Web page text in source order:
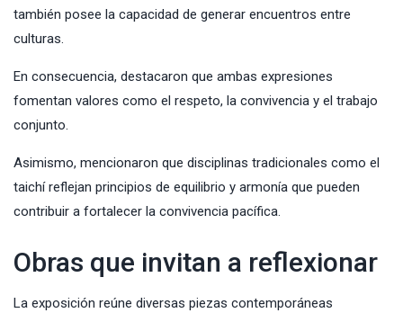
también posee la capacidad de generar encuentros entre
culturas.
En consecuencia, destacaron que ambas expresiones
fomentan valores como el respeto, la convivencia y el trabajo
conjunto.
Asimismo, mencionaron que disciplinas tradicionales como el
taichí reflejan principios de equilibrio y armonía que pueden
contribuir a fortalecer la convivencia pacífica.
Obras que invitan a reflexionar
La exposición reúne diversas piezas contemporáneas